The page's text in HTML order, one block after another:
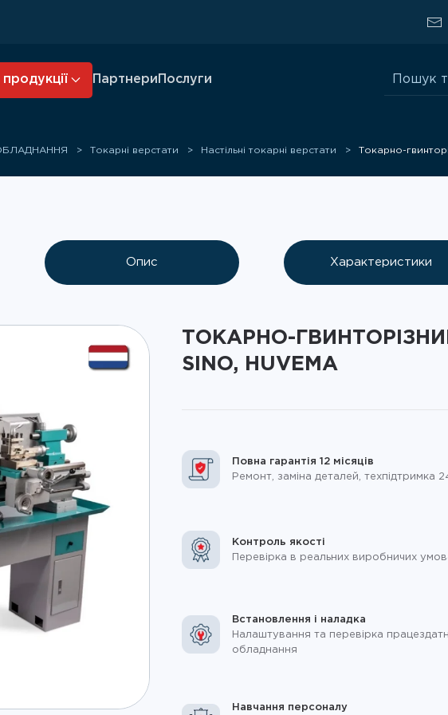
Партнери Послуги
Шукати:
Токарні верстати Настільні токарні верстати Токарно-
Опис Характеристики
ТОКАРНО-
SINO, HUVEMA
Повна гарантія 12 місяців
Ремонт, заміна деталей, техпідтримка
Контроль якості
Перевірка в реальних виробничих
Встановлення і наладка
Налаштування та перевірка
обладнання
Навчання персоналу